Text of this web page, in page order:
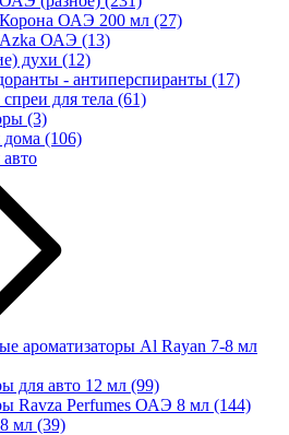
ОАЭ 200 мл (27)
Azka ОАЭ (13)
духи (12)
- антиперспиранты (17)
для тела (61)
(3)
дома (106)
ароматизаторы Al Rayan 7-8 мл
для авто 12 мл (99)
Ravza Perfumes ОАЭ 8 мл (144)
мл (39)